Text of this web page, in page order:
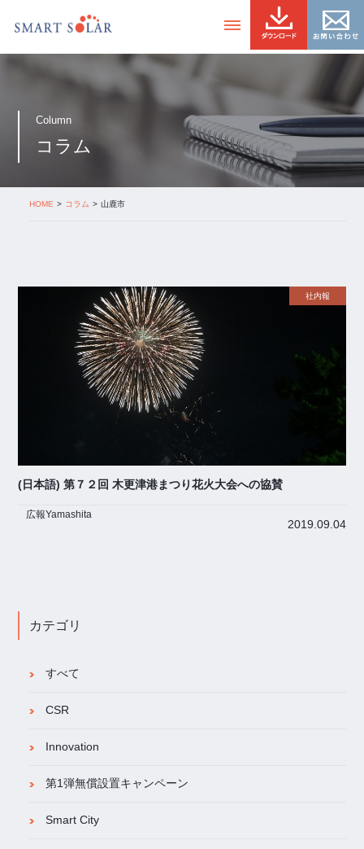
Column
コラム
HOME コラム 山鹿市
社内報
(日本語) 第７２回 木更津港まつり花火大会への協賛
広報Yamashita
2019.09.04
カテゴリ
すべて
CSR
Innovation
第1弾無償設置キャンペーン
Smart City